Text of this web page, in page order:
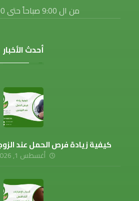
من ال 9:00 صباحاً حتى 9:00 مساءاً
أحدث الأخبار
كيفية زيادة فرص الحمل عند
أغسطس 1, 2026